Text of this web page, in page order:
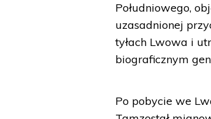
Południowego,
uzasadnionej
tyłach Lwowa i
biograficznym
Po pobycie we